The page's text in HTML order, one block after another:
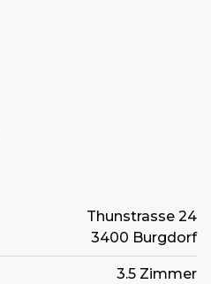
Thunstrasse 24
3400 Burgdorf
3.5 Zimmer